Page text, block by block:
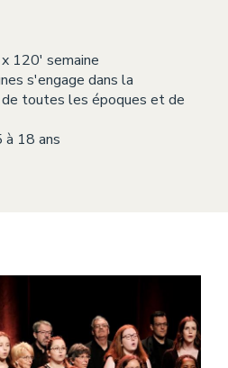
120' semaine
s'engage dans la
toutes les époques et de
à 18 ans